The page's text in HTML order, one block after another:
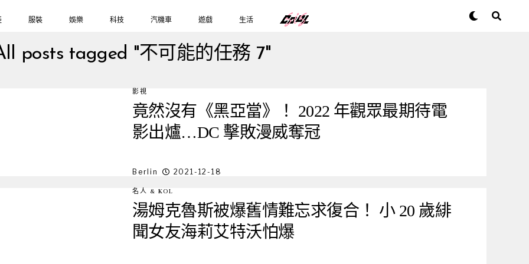
服裝 娛樂 科技 汽機車 遊戲 生活
posts tagged "不可能的任務 7"
影視
竟然沒有《黑亞當》！ 2022 年觀眾最期待電
影出爐…DC 擊敗漫威奪冠
Berlin 2021-12-18
名人 & KOL
湯姆克魯斯被爆舊情難忘求復合！ 小 20 歲緋
聞女友海莉艾特沃怕爆